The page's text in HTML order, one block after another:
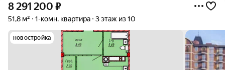
8 291 200 ₽
51,8 м² 1-комн. квартира 3 этаж из 10
новостройка